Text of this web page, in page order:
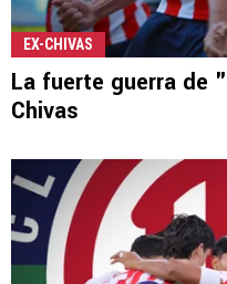
EX-CHIVAS
La fuerte guerra de
Chivas